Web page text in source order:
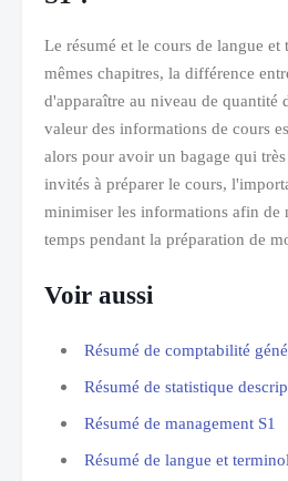
Le résumé et le cours de langue
mêmes chapitres, la différence
d'apparaître au niveau de quantité
valeur des informations de cours
alors pour avoir un bagage qui
invités à préparer le cours,
minimiser les informations afin de
temps pendant la préparation de
Voir aussi
Résumé de comptabilité
Résumé de statistique
Résumé de management S1
Résumé de langue et